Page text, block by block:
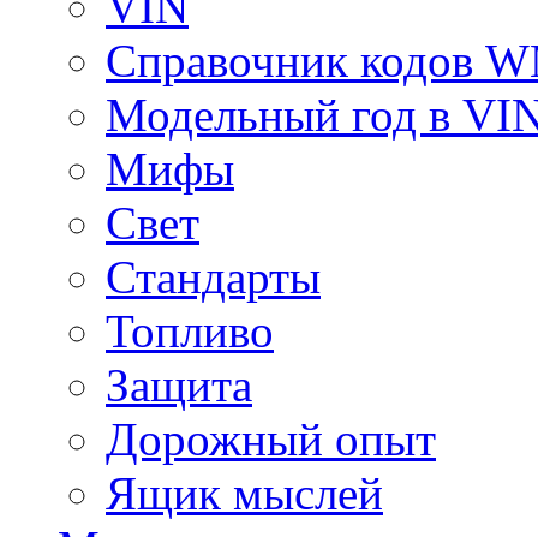
Справочник кодов
Модельный год в
Мифы
Свет
Стандарты
Топливо
Защита
Дорожный опыт
Ящик мыслей